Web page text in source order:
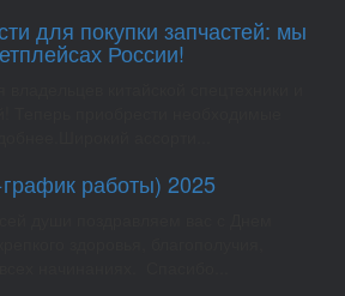
для покупки запчастей: мы
России!
работы) 2025